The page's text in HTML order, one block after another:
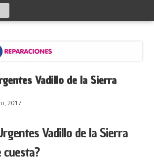
Buscar:
Vadillo de la Sierra
2017
Vadillo de la Sierra